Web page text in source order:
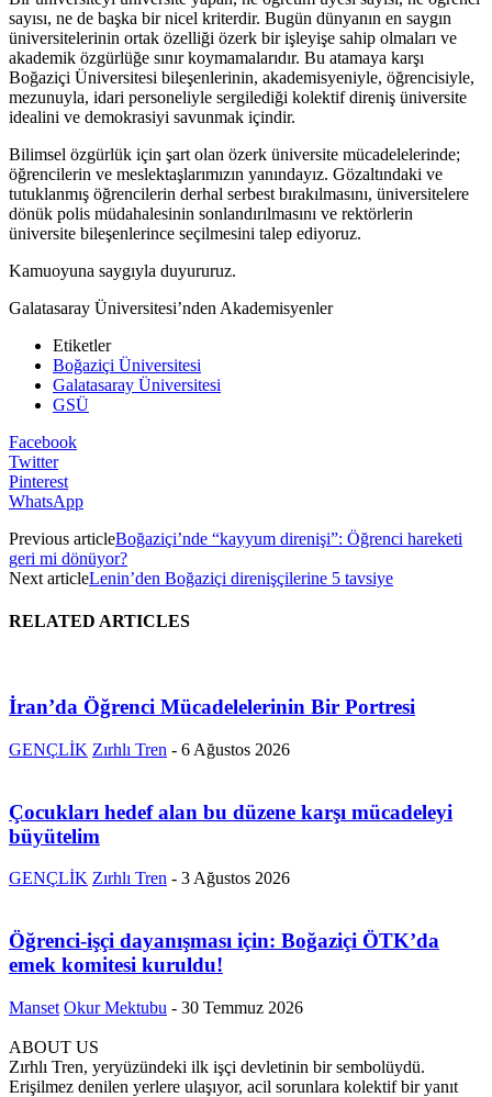
sayısı, ne de başka bir nicel kriterdir. Bugün dünyanın en saygın
üniversitelerinin ortak özelliği özerk bir işleyişe sahip olmaları ve
akademik özgürlüğe sınır koymamalarıdır. Bu atamaya karşı
Boğaziçi Üniversitesi bileşenlerinin, akademisyeniyle, öğrencisiyle,
mezunuyla, idari personeliyle sergilediği kolektif direniş üniversite
idealini ve demokrasiyi savunmak içindir.
Bilimsel özgürlük için şart olan özerk üniversite mücadelelerinde;
öğrencilerin ve meslektaşlarımızın yanındayız. Gözaltındaki ve
tutuklanmış öğrencilerin derhal serbest bırakılmasını, üniversitelere
dönük polis müdahalesinin sonlandırılmasını ve rektörlerin
üniversite bileşenlerince seçilmesini talep ediyoruz.
Kamuoyuna saygıyla duyururuz.
Galatasaray Üniversitesi’nden Akademisyenler
Etiketler
Boğaziçi Üniversitesi
Galatasaray Üniversitesi
GSÜ
Facebook
Twitter
Pinterest
WhatsApp
Previous articleBoğaziçi’nde “kayyum direnişi”: Öğrenci hareketi
geri mi dönüyor?
Next articleLenin’den Boğaziçi direnişçilerine 5 tavsiye
RELATED ARTICLES
İran’da Öğrenci Mücadelelerinin Bir Portresi
GENÇLİK Zırhlı Tren - 6 Ağustos 2026
Çocukları hedef alan bu düzene karşı mücadeleyi
büyütelim
GENÇLİK Zırhlı Tren - 3 Ağustos 2026
Öğrenci-işçi dayanışması için: Boğaziçi ÖTK’da
emek komitesi kuruldu!
Manset Okur Mektubu - 30 Temmuz 2026
ABOUT US
Zırhlı Tren, yeryüzündeki ilk işçi devletinin bir sembolüydü.
Erişilmez denilen yerlere ulaşıyor, acil sorunlara kolektif bir yanıt